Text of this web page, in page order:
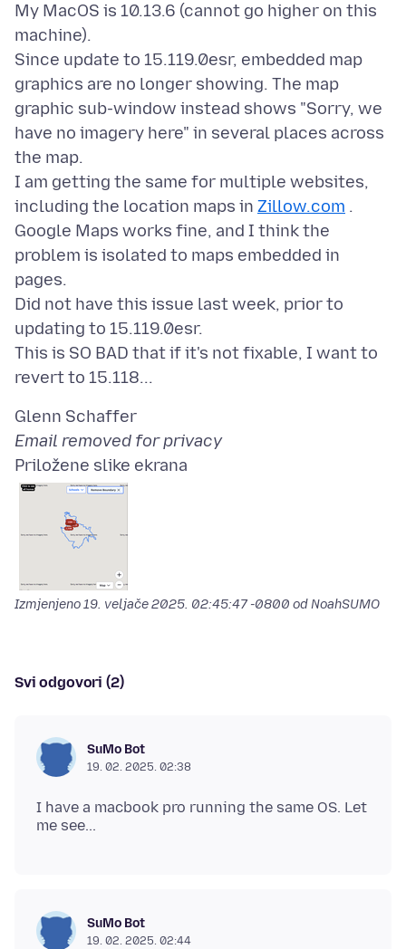
My MacOS is 10.13.6 (cannot go higher on this
machine).
Since update to 15.119.0esr, embedded map
graphics are no longer showing. The map
graphic sub-window instead shows "Sorry, we
have no imagery here" in several places across
the map.
I am getting the same for multiple websites,
including the location maps in Zillow.com .
Google Maps works fine, and I think the
problem is isolated to maps embedded in
pages.
Did not have this issue last week, prior to
updating to 15.119.0esr.
This is SO BAD that if it's not fixable, I want to
Email removed for privacy
Priložene slike ekrana
Izmjenjeno19. veljače 2025. 02:45:47 -0800 od NoahSUMO
Svi odgovori (2)
SuMo Bot
19. 02. 2025. 02:38
I have a macbook pro running the same OS. Let
SuMo Bot
19. 02. 2025. 02:44